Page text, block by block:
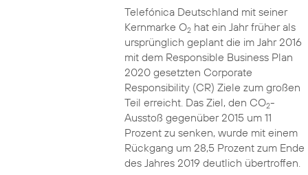
Telefónica Deutschland mit seiner
Kernmarke O2hat ein Jahr früher als
ursprünglich geplant die im Jahr 2016
mit dem Responsible Business Plan
2020 gesetzten Corporate
Responsibility (CR) Ziele zum großen
Teil erreicht. Das Ziel, den CO2-
Ausstoß gegenüber 2015 um 11
Prozent zu senken, wurde mit einem
Rückgang um 28,5 Prozent zum Ende
des Jahres 2019 deutlich übertroffen.